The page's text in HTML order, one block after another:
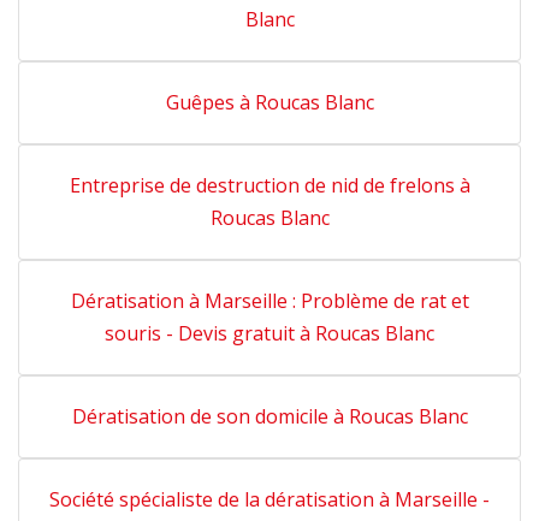
Blanc
Guêpes à Roucas Blanc
Entreprise de destruction de nid de frelons à
Roucas Blanc
Dératisation à Marseille : Problème de rat et
souris - Devis gratuit à Roucas Blanc
Dératisation de son domicile à Roucas Blanc
Société spécialiste de la dératisation à Marseille -